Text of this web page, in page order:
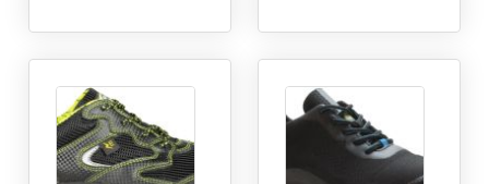
ce en iso 20345
s1p src - 35/48
src - 39/46